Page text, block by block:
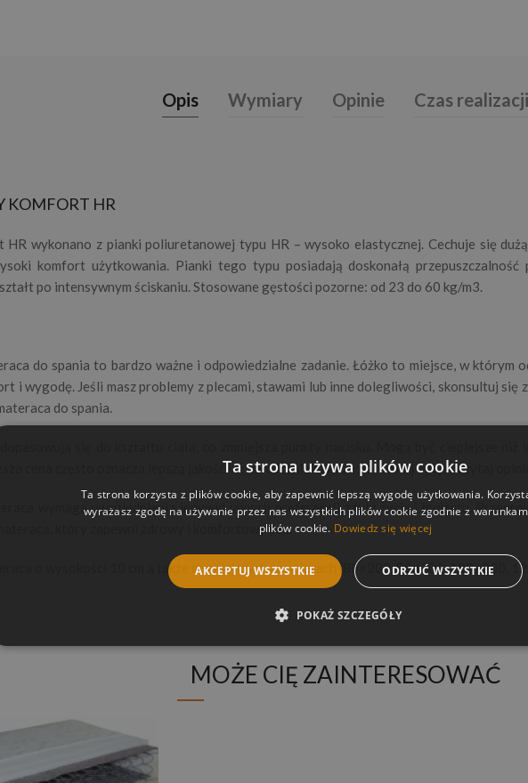
Opis Wymiary Opinie Czas realizacji
KOMFORT HR
wykonano z pianki poliuretanowej typu HR – wysoko elastycznej. Cechuje się
komfort użytkowania. Pianki tego typu posiadają doskonałą
po intensywnym ściskaniu. Stosowane gęstości pozorne: od 23 do 60 kg/m3.
do spania to bardzo ważne i odpowiedzialne zadanie. Łóżko to miejsce, w którym
i wygodę. Jeśli masz problemy z plecami, stawami lub inne dolegliwości, skonsultuj
do spania.
dopasowują się do kształtu ciała, co zmniejsza punkty nacisku. Mogą być cieplejsze
cena często oznacza lepszą jakość i trwałość, ale zawsze porównuj opcje i czytaj
wymaga uwzględnienia indywidualnych preferencji, stylu życia i budżetu.
który zapewni zdrowy i komfortowy sen.
o wysokości 10 cm a także w mniejszych rozmiarach (80×200, 90×200, 100×200,
MOŻE CIĘ ZAINTERESOWAĆ
Ta strona używa plików cookie
Ta strona korzysta z plików cookie, aby zapewnić lepszą wygodę użytkowania.
wyrażasz zgodę na używanie przez nas wszystkich plików cookie zgodnie z
plików cookie. Dowiedz się więcej
AKCEPTUJ WSZYSTKIE ODRZUĆ WSZYSTKIE
POKAŻ SZCZEGÓŁY